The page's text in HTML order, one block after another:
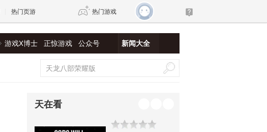
热门页游 热门游戏
仙剑世界
游戏X博士 正惊游戏 公众号 新闻大全
天在看